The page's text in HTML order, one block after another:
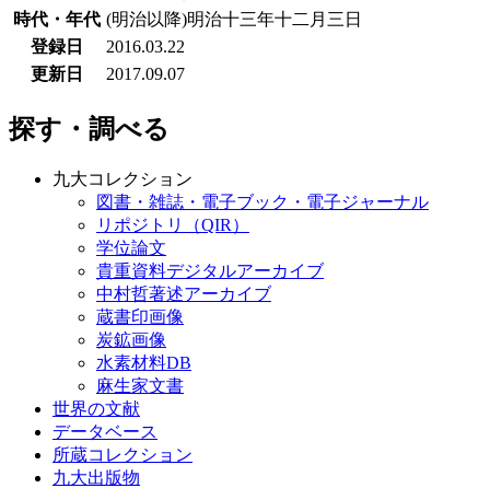
時代・年代 (明治以降)明治十三年十二月三日
登録日
2016.03.22
更新日
2017.09.07
探す・調べる
九大コレクション
図書・雑誌・電子ブック・電子ジャーナル
リポジトリ（QIR）
学位論文
貴重資料デジタルアーカイブ
中村哲著述アーカイブ
蔵書印画像
炭鉱画像
水素材料DB
麻生家文書
世界の文献
データベース
所蔵コレクション
九大出版物